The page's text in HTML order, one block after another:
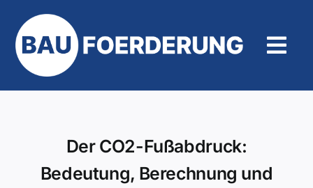
Inhalt
springen
Der CO2-Fußabdruck:
Bedeutung, Berechnung und